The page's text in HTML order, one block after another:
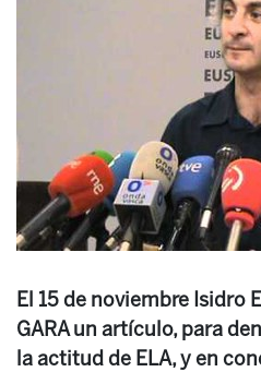
El 15 de noviembre Isidro
GARA un artículo, para
la actitud de ELA, y en